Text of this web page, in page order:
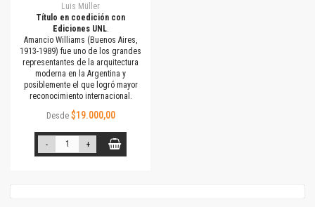
Luis Müller
Título en coedición con
Ediciones UNL.
Amancio Williams (Buenos Aires,
1913-1989) fue uno de los grandes
representantes de la arquitectura
moderna en la Argentina y
posiblemente el que logró mayor
reconocimiento internacional.
Desde $19.000,00
- +